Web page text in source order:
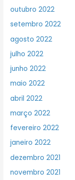
outubro 2022
setembro 2022
agosto 2022
julho 2022
junho 2022
maio 2022
abril 2022
março 2022
fevereiro 2022
janeiro 2022
dezembro 2021
novembro 2021